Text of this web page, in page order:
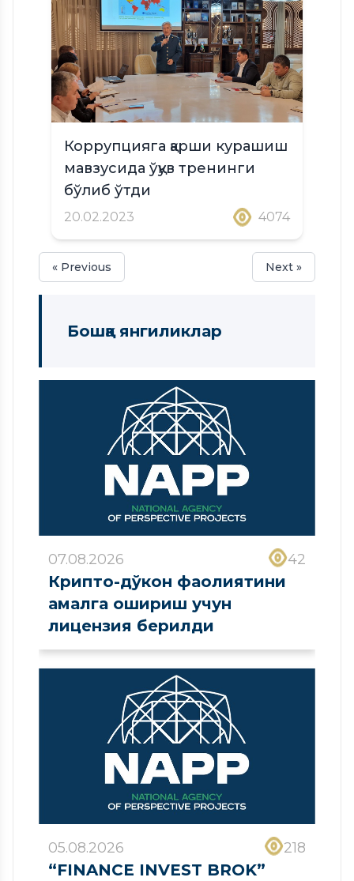
Коррупцияга қарши курашиш
мавзусида ўқув тренинги
бўлиб ўтди
20.02.2023 4074
« Previous Next »
Бошқа янгиликлар
07.08.2026 42
Крипто-дўкон фаолиятини
амалга ошириш учун
лицензия берилди
05.08.2026 218
“FINANCE INVEST BROK”